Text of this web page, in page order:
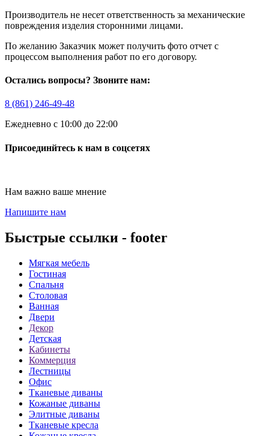
Производитель не несет ответственность за механические
повреждения изделия сторонними лицами.
По желанию Заказчик может получить фото отчет с
процессом выполнения работ по его договору.
Остались вопросы? Звоните нам:
8 (861) 246-49-48
Ежедневно с 10:00 до 22:00
Присоединйтесь к нам в соцсетях
Нам важно ваше мнение
Напишите нам
Быстрые ссылки - footer
Мягкая мебель
Гостиная
Спальня
Столовая
Ванная
Двери
Декор
Детская
Кабинеты
Коммерция
Лестницы
Офис
Тканевые диваны
Кожаные диваны
Элитные диваны
Тканевые кресла